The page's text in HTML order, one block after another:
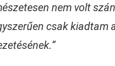
nem volt
csak kiadtam